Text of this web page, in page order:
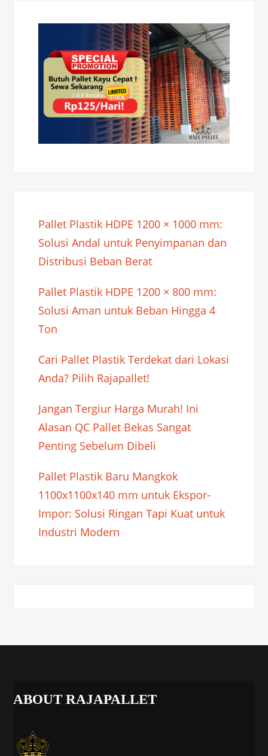
Pallet Plastik HDPE 1200 × 1000 mm:
Solusi Andal untuk Penyimpanan dan
Distribusi Beban Berat
Pallet Plastik HDPE 1200 × 800 mm:
Solusi Aman untuk Beban Hingga 4
Ton
Cari Pallet Plastik Terdekat dari Lokasi
Anda? Pilih Rajapallet!
Jangan Tergiur Harga Murah! Ini
Alasan QC Pallet Bekas Sangat
Penting Sebelum Dibeli
Pallet Plastik Baru Mangkok
1100x1100x140 mm untuk Ekspor-
Impor: Solusi Ringan Tapi Kuat untuk
Industri Modern
ABOUT RAJAPALLET